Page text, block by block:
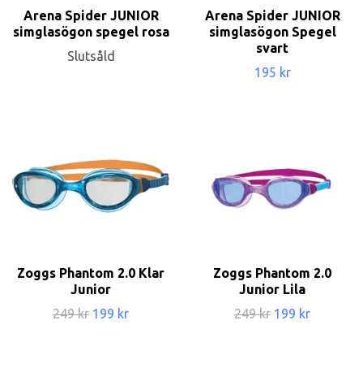
Arena Spider JUNIOR
simglasögon spegel rosa
Slutsåld
Arena Spider JUNIOR
simglasögon Spegel
svart
195 kr
Zoggs Phantom 2.0 Klar
Junior
249 kr 199 kr
Zoggs Phantom 2.0
Junior Lila
249 kr 199 kr